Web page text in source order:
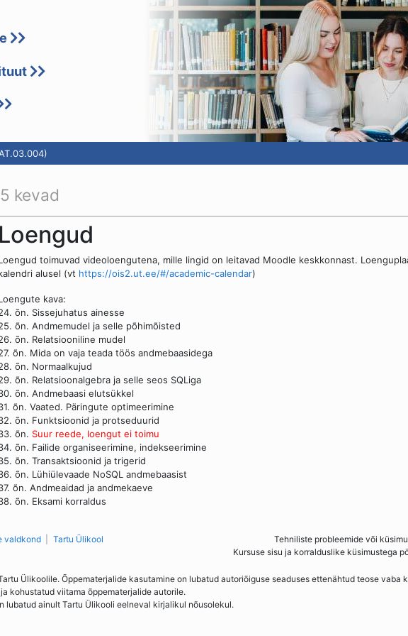
kevad
Loengud
toimuvad videoloengutena, mille lingid on leitavad Moodle keskkonnast.
alusel (vt https://ois2.ut.ee/#/academic-calendar)
kava:
õn. Sissejuhatus ainesse
õn. Andmemudel ja selle põhimõisted
õn. Relatsiooniline mudel
õn. Mida on vaja teada töös andmebaasidega
õn. Normaalkujud
õn. Relatsioonalgebra ja selle seos SQLiga
õn. Andmebaasi elutsükkel
õn. Vaated. Päringute optimeerimine
õn. Funktsioonid ja protseduurid
õn. Suur reede, loengut ei toimu
õn. Failide organiseerimine, indekseerimine
õn. Transaktsioonid ja trigerid
õn. Lühiülevaade NoSQL andmebaasist
õn. Andmeaidad ja andmekaeve
õn. Eksami korraldus
valdkond Tartu Ülikool Tehniliste probleemide või
Kursuse sisu ja korralduslike küsimustega
Ülikoolile. Õppematerjalide kasutamine on lubatud autoriõiguse seaduses ettenähtud teose vaba
kohustatud viitama õppematerjalide autorile.
lubatud ainult Tartu Ülikooli eelneval kirjalikul nõusolekul.